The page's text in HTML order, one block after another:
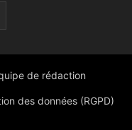
de rédaction
des données (RGPD)